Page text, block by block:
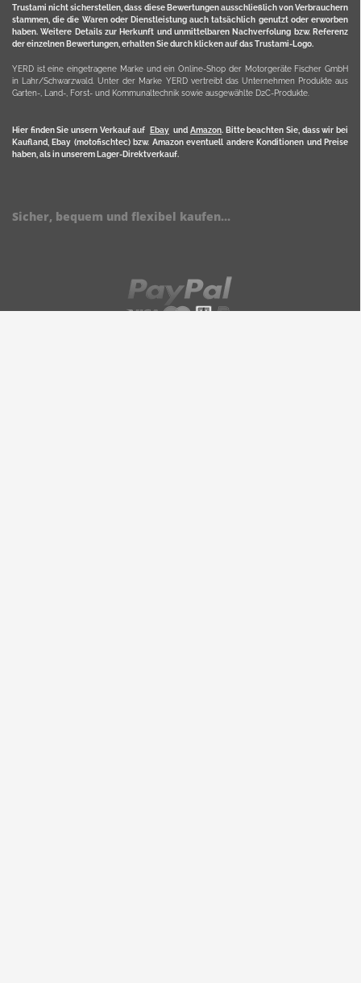
Trustami nicht sicherstellen, dass diese Bewertungen ausschließlich von Verbrauchern
stammen, die die Waren oder Dienstleistung auch tatsächlich genutzt oder erworben
haben. Weitere Details zur Herkunft und unmittelbaren Nachverfolung bzw. Referenz
der einzelnen Bewertungen, erhalten Sie durch klicken auf das Trustami-Logo.
YERD ist eine eingetragene Marke und ein Online-Shop der Motorgeräte Fischer GmbH
in Lahr/Schwarzwald. Unter der Marke YERD vertreibt das Unternehmen Produkte aus
Garten-, Land-, Forst- und Kommunaltechnik sowie ausgewählte D2C-Produkte.
Hier finden Sie unsern Verkauf auf Ebayund Amazon. Bitte beachten Sie, dass wir bei
Kaufland, Ebay (motofischtec) bzw. Amazon eventuell andere Konditionen und Preise
haben, als in unserem Lager-Direktverkauf.
Sicher, bequem und flexibel kaufen...